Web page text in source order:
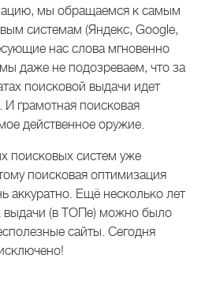
мы обращаемся к самым
системам (Яндекс, Google,
нас слова мгновенно
даже не подозреваем, что за
поисковой выдачи идет
грамотная поисковая
действенное оружие.
поисковых систем уже
поисковая оптимизация
аккуратно. Ещё несколько лет
выдачи (в ТОПе) можно было
сайты. Сегодня